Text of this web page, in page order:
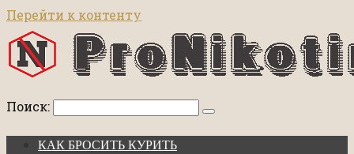
Перейти к контенту
Поиск:
КАК БРОСИТЬ КУРИТЬ